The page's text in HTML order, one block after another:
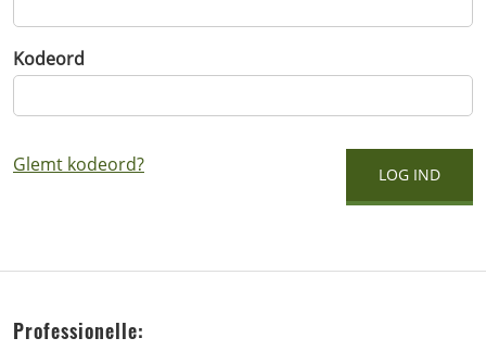
Kodeord
Glemt kodeord?
Professionelle: